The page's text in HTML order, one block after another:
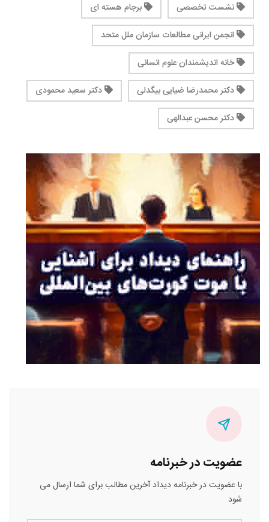
نشست تخصصی
برجام هسته ای
انجمن ایرانی مطالعات سازمان ملل متحد
خانه اندیشمندان علوم انسانی
دکتر محمدرضا ضیایی بیگدلی
دکتر سعید محمودی
دکتر محسن عبدالهی
عضویت در خبرنامه
با عضویت در خبرنامه دیداد آخرین مطالب برای شما ارسال می
شود